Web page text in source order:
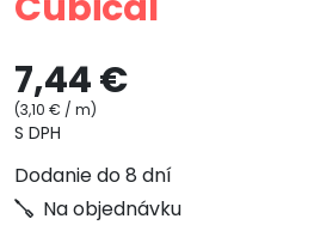
7,44 €
(3,10 € / m)
S DPH
Dodanie do 8 dní
Na objednávku